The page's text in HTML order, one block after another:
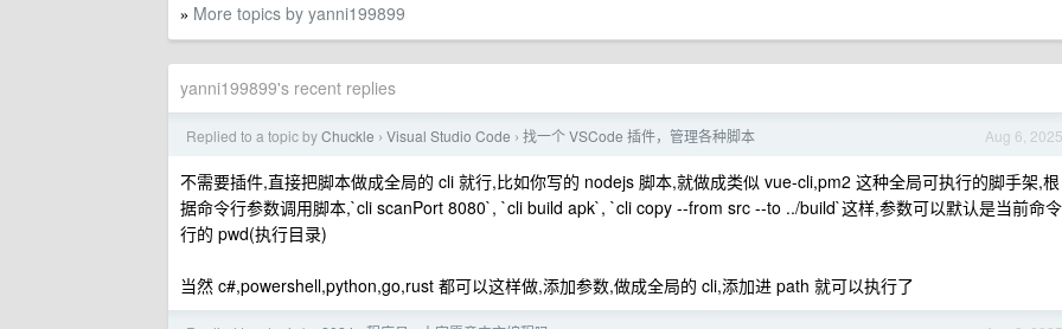
» More topics by yanni199899
yanni199899's recent replies
Aug 6, 2025
Replied to a topic byChuckle › Visual Studio Code › 找一个 VSCode 插件，管理各种脚本
不需要插件,直接把脚本做成全局的 cli 就行,比如你写的 nodejs 脚本,就做成类似 vue-cli,pm2 这种全局可执行的脚手架,根
据命令行参数调用脚本,`cli scanPort 8080`, `cli build apk`, `cli copy --from src --to ../build`这样,参数可以默认是当前命令
行的 pwd(执行目录)
当然 c#,powershell,python,go,rust 都可以这样做,添加参数,做成全局的 cli,添加进 path 就可以执行了